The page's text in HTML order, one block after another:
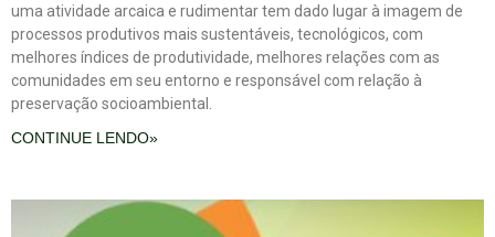
uma atividade arcaica e rudimentar tem dado lugar à imagem de
processos produtivos mais sustentáveis, tecnológicos, com
melhores índices de produtividade, melhores relações com as
comunidades em seu entorno e responsável com relação à
preservação socioambiental.
CONTINUE LENDO»